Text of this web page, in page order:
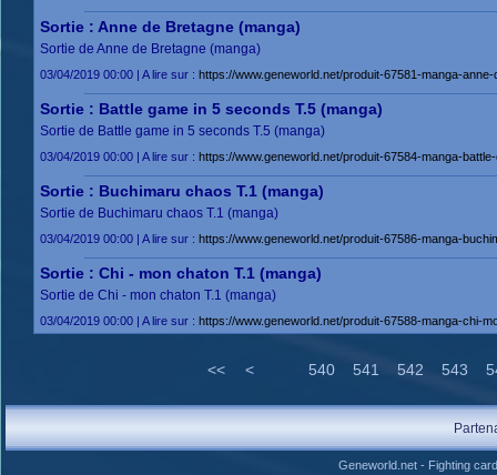
Sortie : Anne de Bretagne (manga)
Sortie de Anne de Bretagne (manga)
03/04/2019 00:00 | A lire sur : https://www.geneworld.net/produit-67581-manga-anne-
Sortie : Battle game in 5 seconds T.5 (manga)
Sortie de Battle game in 5 seconds T.5 (manga)
03/04/2019 00:00 | A lire sur : https://www.geneworld.net/produit-67584-manga-
Sortie : Buchimaru chaos T.1 (manga)
Sortie de Buchimaru chaos T.1 (manga)
03/04/2019 00:00 | A lire sur : https://www.geneworld.net/produit-67586-manga-
Sortie : Chi - mon chaton T.1 (manga)
Sortie de Chi - mon chaton T.1 (manga)
03/04/2019 00:00 | A lire sur : https://www.geneworld.net/produit-67588-manga-chi-
<< < 540 541 542 543
Geneworld.net- Fighting